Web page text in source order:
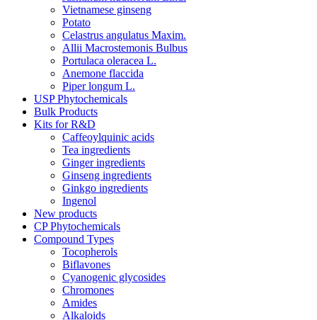
Vietnamese ginseng
Potato
Celastrus angulatus Maxim.
Allii Macrostemonis Bulbus
Portulaca oleracea L.
Anemone flaccida
Piper longum L.
USP Phytochemicals
Bulk Products
Kits for R&D
Caffeoylquinic acids
Tea ingredients
Ginger ingredients
Ginseng ingredients
Ginkgo ingredients
Ingenol
New products
CP Phytochemicals
Compound Types
Tocopherols
Biflavones
Cyanogenic glycosides
Chromones
Amides
Alkaloids